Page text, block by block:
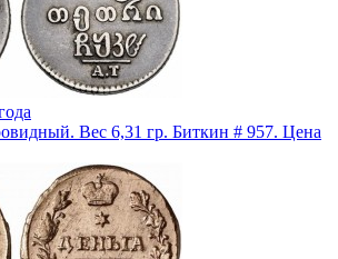
Вес 6,31 гр. Биткин # 957. Цена